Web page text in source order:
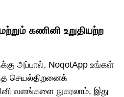
கணினி உறுதியற்ற
அப்பால், NoqotApp உங்கள்
செயல்திறனைக்
வளங்களை நுகரலாம், இது